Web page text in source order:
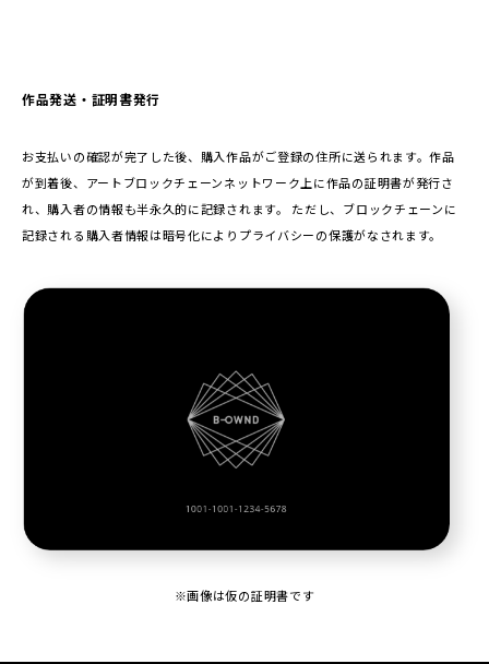
作品発送・証明書発行
お支払いの確認が完了した後、購入作品がご登録の住所に送られます。作品
が到着後、アートブロックチェーンネットワーク上に作品の証明書が発行さ
れ、購入者の情報も半永久的に記録されます。 ただし、ブロックチェーンに
記録される購入者情報は暗号化によりプライバシーの保護がなされます。